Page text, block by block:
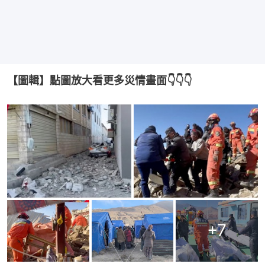
【圖輯】點圖放大看更多災情畫面👇👇👇
+7